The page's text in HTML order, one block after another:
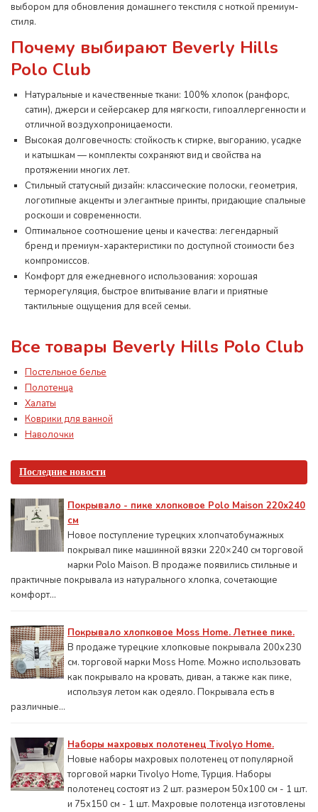
Последние новости
Покрывало - пике хлопковое Polo Maison 220х240
см
Новое поступление турецких хлопчатобумажных
покрывал пике машинной вязки 220×240 см торговой
марки Polo Maison. В продаже появились стильные и
практичные покрывала из натурального хлопка, сочетающие
комфорт...
Покрывало хлопковое Moss Home. Летнее пике.
В продаже турецкие хлопковые покрывала 200x230
см. торговой марки Moss Home. Можно использовать
как покрывало на кровать, диван, а также как пике,
используя летом как одеяло. Покрывала есть в
различные...
Наборы махровых полотенец Tivolyo Home.
Новые наборы махровых полотенец от популярной
торговой марки Tivolyo Home, Турция. Наборы
полотенец состоят из 2 шт. размером 50x100 см - 1 шт.
и 75х150 см - 1 шт. Махровые полотенца изготовлены
выбором для обновления домашнего текстиля с ноткой премиум-
стиля.
Почему выбирают Beverly Hills
Polo Club
Натуральные и качественные ткани: 100% хлопок (ранфорс,
сатин), джерси и сейерсакер для мягкости, гипоаллергенности и
отличной воздухопроницаемости.
Высокая долговечность: стойкость к стирке, выгоранию, усадке
и катышкам — комплекты сохраняют вид и свойства на
протяжении многих лет.
Стильный статусный дизайн: классические полоски, геометрия,
логотипные акценты и элегантные принты, придающие спальные
роскоши и современности.
Оптимальное соотношение цены и качества: легендарный
бренд и премиум-характеристики по доступной стоимости без
компромиссов.
Комфорт для ежедневного использования: хорошая
терморегуляция, быстрое впитывание влаги и приятные
тактильные ощущения для всей семьи.
Все товары Beverly Hills Polo Club
Постельное белье
Полотенца
Халаты
Коврики для ванной
Наволочки